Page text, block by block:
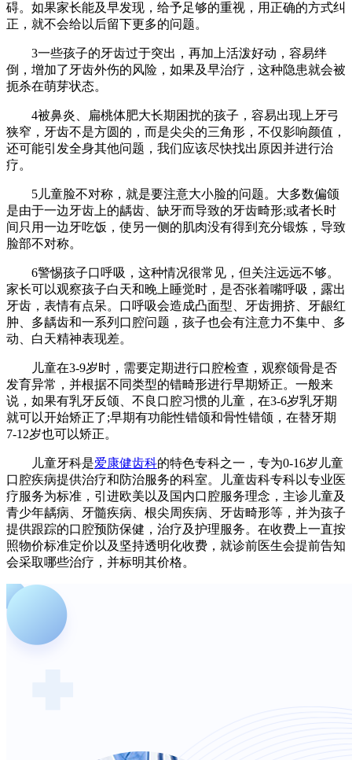
碍。如果家长能及早发现，给予足够的重视，用正确的方式纠
正，就不会给以后留下更多的问题。
3一些孩子的牙齿过于突出，再加上活泼好动，容易绊
倒，增加了牙齿外伤的风险，如果及早治疗，这种隐患就会被
扼杀在萌芽状态。
4被鼻炎、扁桃体肥大长期困扰的孩子，容易出现上牙弓
狭窄，牙齿不是方圆的，而是尖尖的三角形，不仅影响颜值，
还可能引发全身其他问题，我们应该尽快找出原因并进行治
疗。
5儿童脸不对称，就是要注意大小脸的问题。大多数偏颌
是由于一边牙齿上的龋齿、缺牙而导致的牙齿畸形;或者长时
间只用一边牙吃饭，使另一侧的肌肉没有得到充分锻炼，导致
脸部不对称。
6警惕孩子口呼吸，这种情况很常见，但关注远远不够。
家长可以观察孩子白天和晚上睡觉时，是否张着嘴呼吸，露出
牙齿，表情有点呆。口呼吸会造成凸面型、牙齿拥挤、牙龈红
肿、多龋齿和一系列口腔问题，孩子也会有注意力不集中、多
动、白天精神表现差。
儿童在3-9岁时，需要定期进行口腔检查，观察颌骨是否
发育异常，并根据不同类型的错畸形进行早期矫正。一般来
说，如果有乳牙反颌、不良口腔习惯的儿童，在3-6岁乳牙期
就可以开始矫正了;早期有功能性错颌和骨性错颌，在替牙期
7-12岁也可以矫正。
儿童牙科是爱康健齿科的特色专科之一，专为0-16岁儿童
口腔疾病提供治疗和防治服务的科室。儿童齿科专科以专业医
疗服务为标准，引进欧美以及国内口腔服务理念，主诊儿童及
青少年龋病、牙髓疾病、根尖周疾病、牙齿畸形等，并为孩子
提供跟踪的口腔预防保健，治疗及护理服务。在收费上一直按
照物价标准定价以及坚持透明化收费，就诊前医生会提前告知
会采取哪些治疗，并标明其价格。